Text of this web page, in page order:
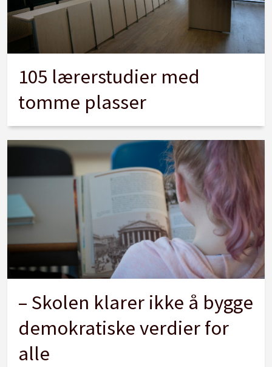
105 lærerstudier med
tomme plasser
– Skolen klarer ikke å bygge
demokratiske verdier for
alle